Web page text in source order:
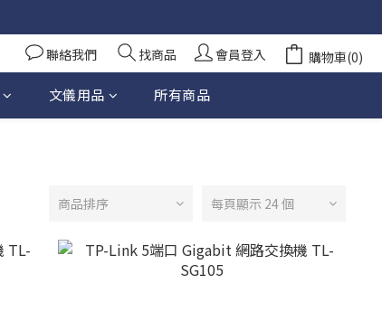
聯絡我們 找商品 會員登入 購物車(0)
文儀用品 所有商品
商品排序 每頁顯示 24 個